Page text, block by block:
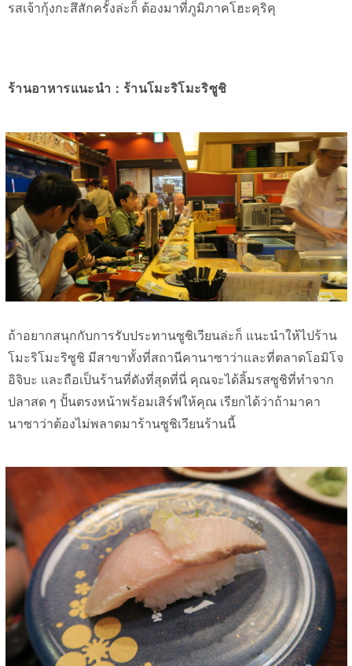
รสเจ้ากุ้งกะสึสักครั้งล่ะก็ ต้องมาที่ภูมิภาคโฮะคุริคุ
ร้านอาหารแนะนำ：ร้านโมะริโมะริซูชิ
ถ้าอยากสนุกกับการรับประทานซูชิเวียนล่ะก็ แนะนำให้ไปร้าน
โมะริโมะริซูชิ มีสาขาทั้งที่สถานีคานาซาว่าและที่ตลาดโอมิโจ
อิจิบะ และถือเป็นร้านที่ดังที่สุดที่นี่ คุณจะได้ลิ้มรสซูชิที่ทำจาก
ปลาสด ๆ ปั้นตรงหน้าพร้อมเสิร์ฟให้คุณ เรียกได้ว่าถ้ามาคา
นาซาว่าต้องไม่พลาดมาร้านซูชิเวียนร้านนี้